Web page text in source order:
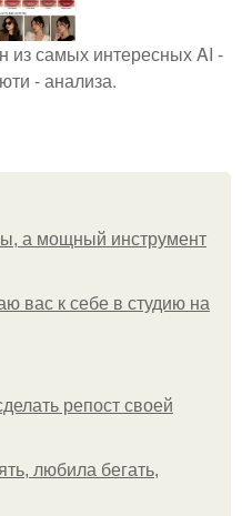
из самых интересных AI -
- анализа.
а мощный инструмент
вас к себе в студию на
репост своей
любила бегать,